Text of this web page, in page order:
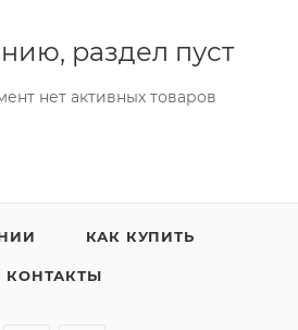
раздел пуст
нет активных товаров
КАК КУПИТЬ
КОНТАКТЫ